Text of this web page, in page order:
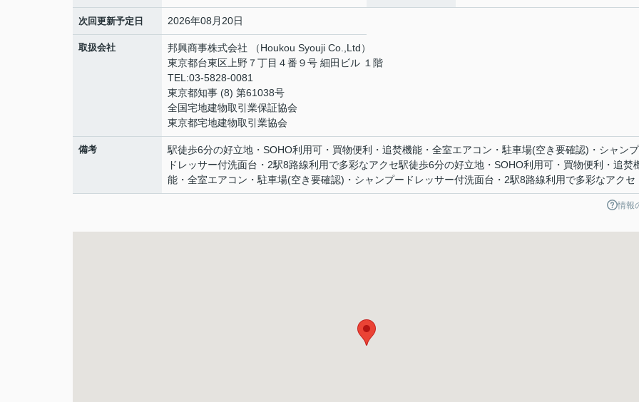
次回更新予定日 2026年08月20日
取扱会社
邦興商事株式会社 （Houkou Syouji Co.,Ltd）
東京都台東区上野７丁目４番９号 細田ビル １階
TEL:03-5828-0081
東京都知事 (8) 第61038号
全国宅地建物取引業保証協会
東京都宅地建物取引業協会
備考
駅徒歩6分の好立地・SOHO利用可・買物便利・追焚機能・全室エアコン・駐車場(空き要確認)・シャン
ドレッサー付洗面台・2駅8路線利用で多彩なアクセ駅徒歩6分の好立地・SOHO利用可・買物便利・追焚
能・全室エアコン・駐車場(空き要確認)・シャンプードレッサー付洗面台・2駅8路線利用で多彩なアクセ
情報